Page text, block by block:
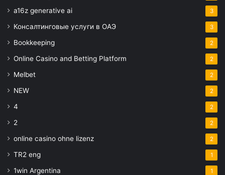
a16z generative ai 3
Консалтинговые услуги в ОАЭ 3
Bookkeeping 2
Online Casino and Betting Platform 2
Melbet 2
NEW 2
4 2
2 2
online casino ohne lizenz 2
TR2 eng 1
1win Argentina 1